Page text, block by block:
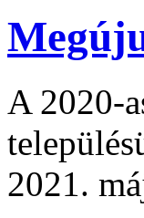
A 2020-
2021.